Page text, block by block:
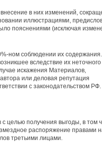
в них изменений,
иллюстрациями,
пояснениями (исключая
ном соблюдении их содержания.
вследствие их неточного
искажения Материалов,
или деловая репутация
с законодательством РФ.
целью получения выгоды, в том
распоряжение правами
третьими лицами.